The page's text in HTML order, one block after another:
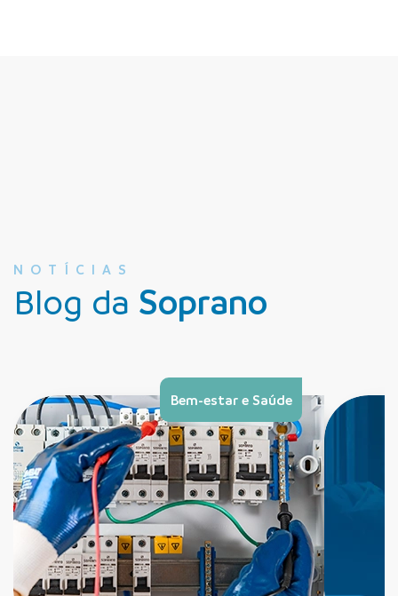
NOTÍCIAS
Blog da Soprano
Bem-estar e Saúde